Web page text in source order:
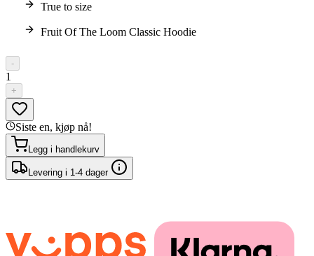
True to size
Fruit Of The Loom Classic Hoodie
-
1
+
Siste en, kjøp nå!
Legg i handlekurv
Levering i 1-4 dager